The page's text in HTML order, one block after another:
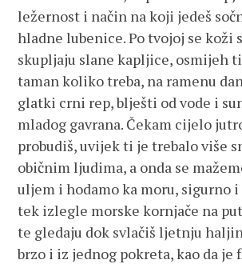
ležernost i način na koji jedeš
hladne lubenice. Po tvojoj se koži
skupljaju slane kapljice, osmijeh
taman koliko treba, na ramenu
glatki crni rep, blješti od vode i
mladog gavrana. Čekam cijelo
probudiš, uvijek ti je trebalo više
običnim ljudima, a onda se
uljem i hodamo ka moru, sigurno i
tek izlegle morske kornjače na
te gledaju dok svlačiš ljetnju
brzo i iz jednog pokreta, kao da